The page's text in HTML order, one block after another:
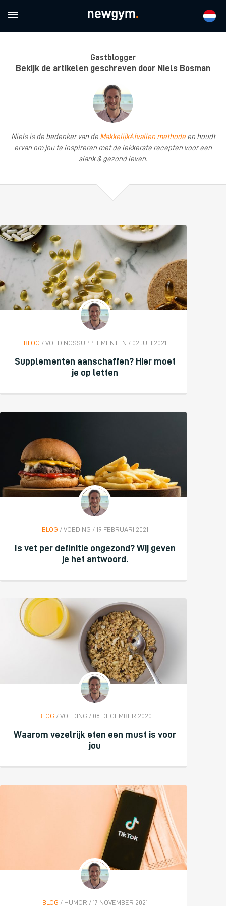
Gastblogger
Bekijk de artikelen geschreven door Niels Bosman
Niels is de bedenker van de MakkelijkAfvallen methodeen houdt
ervan om jou te inspireren met de lekkerste recepten voor een
slank & gezond leven.
BLOG / VOEDINGSSUPPLEMENTEN / 02 JULI 2021
Supplementen aanschaffen? Hier moet
je op letten
BLOG / VOEDING / 19 FEBRUARI 2021
Is vet per definitie ongezond? Wij geven
je het antwoord.
BLOG / VOEDING / 08 DECEMBER 2020
Waarom vezelrijk eten een must is voor
jou
BLOG / HUMOR / 17 NOVEMBER 2021